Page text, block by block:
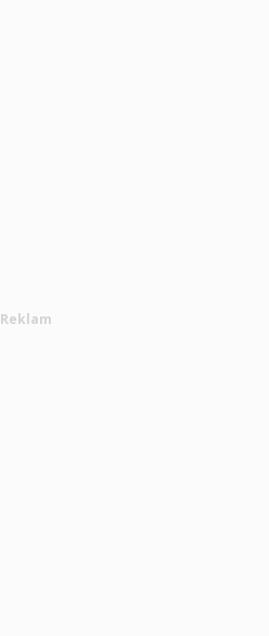
Reklam